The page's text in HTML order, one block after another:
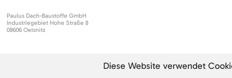
Paulus Dach-Baustoffe GmbH
Industriegebiet Hohe Straße 8
08606 Oelsnitz
Diese Website verwendet